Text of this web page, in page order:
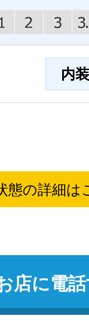
内装
態の詳細は
店に電